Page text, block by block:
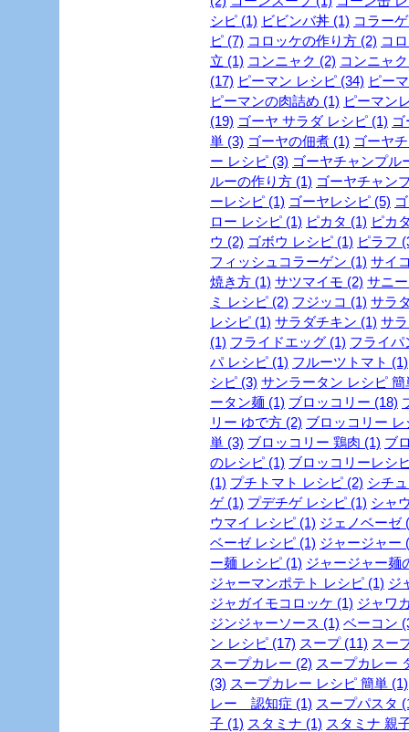
シピ (1) ビビンバ丼 (1) コラー
ピ (7) コロッケの作り方 (2) コ
立 (1) コンニャク (2) コンニャ
(17) ピーマン レシピ (34) ピー
ピーマンの肉詰め (1) ピーマン
(19) ゴーヤ サラダ レシピ (1)
単 (3) ゴーヤの佃煮 (1) ゴーヤ
ー レシピ (3) ゴーヤチャンプル
ルーの作り方 (1) ゴーヤチャン
ーレシピ (1) ゴーヤレシピ (5)
ロー レシピ (1) ピカタ (1) ピカ
ウ (2) ゴボウ レシピ (1) ピラフ
フィッシュコラーゲン (1) サイ
焼き方 (1) サツマイモ (2) サニ
ミ レシピ (2) フジッコ (1) サラ
レシピ (1) サラダチキン (1) サ
(1) フライドエッグ (1) フライパ
パ レシピ (1) フルーツトマト (1)
シピ (3) サンラータン レシピ 簡
ータン麺 (1) ブロッコリー (18)
リー ゆで方 (2) ブロッコリー レ
単 (3) ブロッコリー 鶏肉 (1) ブ
のレシピ (1) ブロッコリーレシ
(1) プチトマト レシピ (2) シチ
ゲ (1) プデチゲ レシピ (1) シャ
ウマイ レシピ (1) ジェノベーゼ
ベーゼ レシピ (1) ジャージャー
ー麺 レシピ (1) ジャージャー麺
ジャーマンポテト レシピ (1) ジ
ジャガイモコロッケ (1) ジャワ
ジンジャーソース (1) ベーコン
ン レシピ (17) スープ (11) スー
スープカレー (2) スープカレー
(3) スープカレー レシピ 簡単 (1)
レー 認知症 (1) スープパスタ
子 (1) スタミナ (1) スタミナ 親